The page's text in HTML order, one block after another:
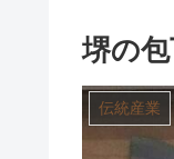
堺の
伝統産業